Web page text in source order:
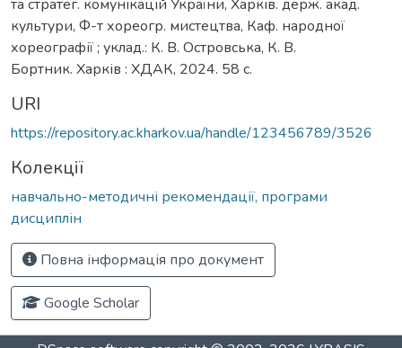
та стратег. комунікацій України, Харків. держ. акад.
культури, Ф-т хореогр. мистецтва, Каф. народної
хореографії ; уклад.: К. В. Островська, К. В.
Бортник. Харків : ХДАК, 2024. 58 с.
URI
https://repository.ac.kharkov.ua/handle/123456789/3526
Колекції
навчально-методичні рекомендації, програми
дисциплін
Повна інформація про документ
Google Scholar